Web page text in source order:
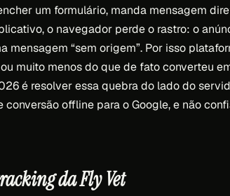
um formulário, manda mensagem
o navegador perde o rastro: o
mensagem “sem origem”. Por isso
muito menos do que de fato converteu
é resolver essa quebra do lado do
conversão offline para o Google, e não
da Fly Vet